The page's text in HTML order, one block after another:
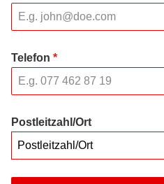
Telefon *
Postleitzahl/Ort
Postleitzahl/Ort